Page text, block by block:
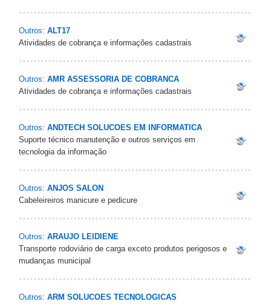
Outros: ALT17
Atividades de cobrança e informações cadastrais
Outros: AMR ASSESSORIA DE COBRANCA
Atividades de cobrança e informações cadastrais
Outros: ANDTECH SOLUCOES EM INFORMATICA
Suporte técnico manutenção e outros serviços em
tecnologia da informação
Outros: ANJOS SALON
Cabeleireiros manicure e pedicure
Outros: ARAUJO LEIDIENE
Transporte rodoviário de carga exceto produtos perigosos e
mudanças municipal
Outros: ARM SOLUCOES TECNOLOGICAS